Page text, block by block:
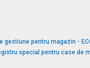
gestiune pentru magazin -
special pentru case de